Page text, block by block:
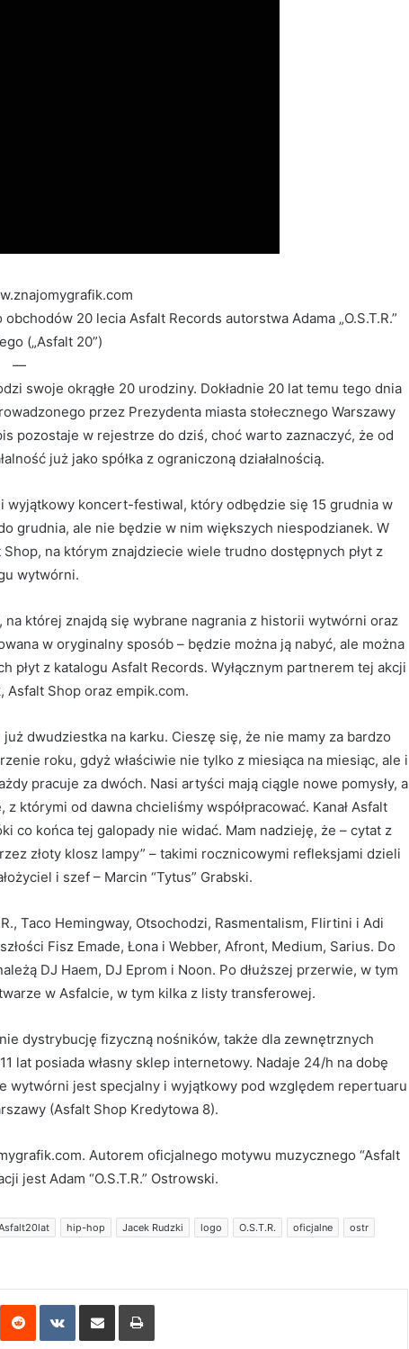
20 lecia Asfalt Records autorstwa Adama „O.S.T.R.”
(„Asfalt 20”)
—
swoje okrągłe 20 urodziny. Dokładnie 20 lat temu tego dnia
przez Prezydenta miasta stołecznego Warszawy
pozostaje w rejestrze do dziś, choć warto zaznaczyć, że od
już jako spółka z ograniczoną działalnością.
wyjątkowy koncert-festiwal, który odbędzie się 15 grudnia w
grudnia, ale nie będzie w nim większych niespodzianek. W
na którym znajdziecie wiele trudno dostępnych płyt z
wytwórni.
której znajdą się wybrane nagrania z historii wytwórni oraz
w oryginalny sposób – będzie można ją nabyć, ale można
z katalogu Asfalt Records. Wyłącznym partnerem tej akcji
Asfalt Shop oraz empik.com.
dwudziestka na karku. Cieszę się, że nie mamy za bardzo
roku, gdyż właściwie nie tylko z miesiąca na miesiąc, ale i
pracuje za dwóch. Nasi artyści mają ciągle nowe pomysły, a
którymi od dawna chcieliśmy współpracować. Kanał Asfalt
co końca tej galopady nie widać. Mam nadzieję, że – cytat z
złoty klosz lampy” – takimi rocznicowymi refleksjami dzieli
i szef – Marcin “Tytus” Grabski.
Taco Hemingway, Otsochodzi, Rasmentalism, Flirtini i Adi
Fisz Emade, Łona i Webber, Afront, Medium, Sarius. Do
DJ Haem, DJ Eprom i Noon. Po dłuższej przerwie, w tym
w Asfalcie, w tym kilka z listy transferowej.
dystrybucję fizyczną nośników, także dla zewnętrznych
lat posiada własny sklep internetowy. Nadaje 24/h na dobę
wytwórni jest specjalny i wyjątkowy pod względem repertuaru
(Asfalt Shop Kredytowa 8).
Autorem oficjalnego motywu muzycznego “Asfalt
jest Adam “O.S.T.R.” Ostrowski.
hip-hop Jacek Rudzki logo O.S.T.R. oficjalne
ostr
Reddit VKontakte
Share via Email Print